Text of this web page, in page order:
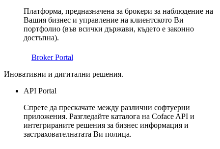
Платформа, предназначена за брокери за наблюдение на
Вашия бизнес и управление на клиентското Ви
портфолио (във всички държави, където е законно
достъпна).
Broker Portal
Иновативни и дигитални решения.
API Portal
Спрете да прескачате между различни софтуерни
приложения. Разгледайте каталога на Coface API и
интегрираните решения за бизнес информация и
застрахователнатата Ви полица.